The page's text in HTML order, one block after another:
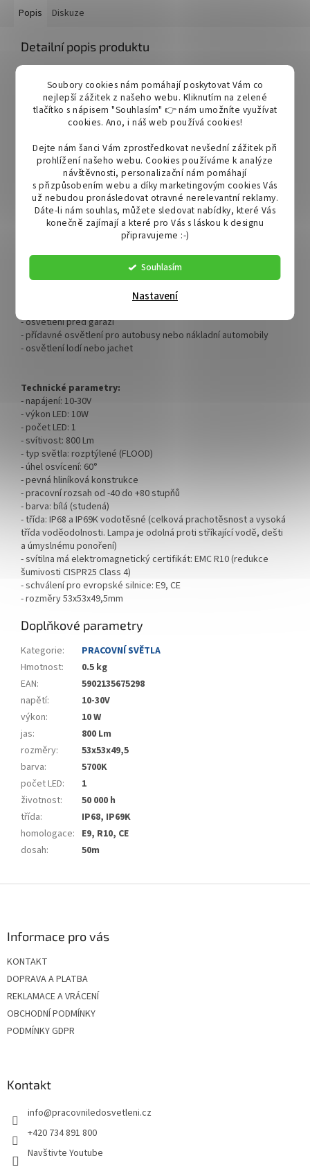
Soubory cookies nám pomáhají poskytovat Vám co
nejlepší zážitek z našeho webu. Kliknutím na zelené
tlačítko s nápisem "Souhlasím" 👉 nám umožníte využívat
cookies. Ano, i náš web používá cookies!
Dejte nám šanci Vám zprostředkovat nevšední zážitek při
prohlížení našeho webu. Cookies používáme k analýze
návštěvnosti, personalizační nám pomáhají
s přizpůsobením webu a díky marketingovým cookies Vás
už nebudou pronásledovat otravné nerelevantní reklamy.
Dáte-li nám souhlas, můžete sledovat nabídky, které Vás
konečně zajímají a které pro Vás s láskou k designu
připravujeme :-)
Souhlasím
Nastavení
Popis Diskuze
Detailní popis produktu
má 4 LED, což generuje velmi silné světlo.
Pracovní světlo s 1 LED diodou.
Příkon 10W.
Ceněný produkt zemědělců, stavitelů a silničářů.
Díky krytí IP68 a IP69K je světlo plně vodotěsné a tudíž i velmi
oblíbené mezi majiteli lodí.
- pracovní osvětlení v zemědělských strojích
- pracovní osvětlení ve stavebních strojích
- osvětlení před garáží
- přídavné osvětlení pro autobusy nebo nákladní automobily
- osvětlení lodí nebo jachet
Technické parametry:
- napájení: 10-30V
- výkon LED: 10W
- počet LED: 1
- svítivost: 800 Lm
- typ světla: rozptýlené (FLOOD)
- úhel osvícení: 60°
- pevná hliníková konstrukce
- pracovní rozsah od -40 do +80 stupňů
- barva: bílá (studená)
- třída: IP68 a IP69K vodotěsné (celková prachotěsnost a vysoká
třída voděodolnosti. Lampa je odolná proti stříkající vodě, dešti
a úmyslnému ponoření)
- svítilna má elektromagnetický certifikát: EMC R10 (redukce
šumivosti CISPR25 Class 4)
- schválení pro evropské silnice: E9, CE
- rozměry 53x53x49,5mm
Doplňkové parametry
Kategorie:
PRACOVNÍ SVĚTLA
Hmotnost:
0.5 kg
EAN:
5902135675298
napětí:
10-30V
výkon:
10 W
jas:
800 Lm
rozměry:
53x53x49,5
barva:
5700K
počet LED:
1
životnost:
50 000 h
třída:
IP68, IP69K
homologace: E9, R10, CE
dosah: 50m
Informace pro vás
KONTAKT
DOPRAVA A PLATBA
REKLAMACE A VRÁCENÍ
OBCHODNÍ PODMÍNKY
PODMÍNKY GDPR
Kontakt
info@pracovniledosvetleni.cz
+420 734 891 800
Navštivte Youtube